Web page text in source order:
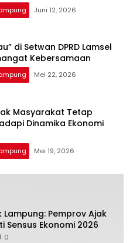
Juni 12, 2026
di Setwan DPRD Lamsel
Kebersamaan
Mei 22, 2026
Masyarakat Tetap
Dinamika Ekonomi
Mei 19, 2026
Pemprov Ajak
Sensus Ekonomi 2026
0